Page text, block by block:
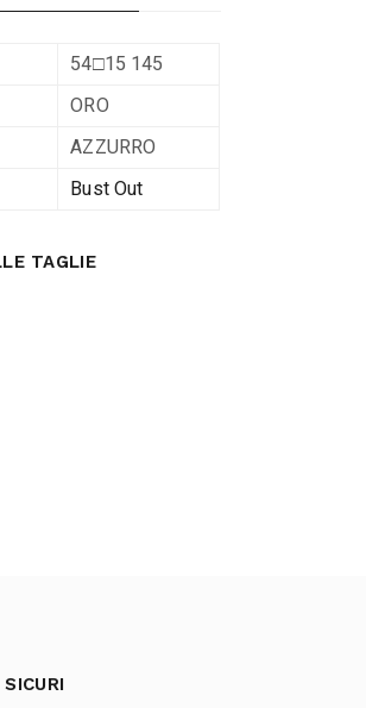
54□15 145
ORO
AZZURRO
Bust Out
TAGLIE